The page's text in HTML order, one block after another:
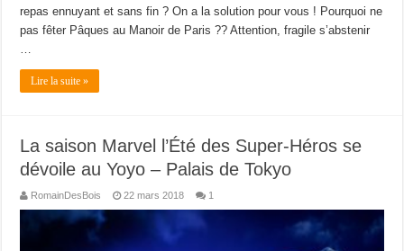
repas ennuyant et sans fin ? On a la solution pour vous ! Pourquoi ne
pas fêter Pâques au Manoir de Paris ?? Attention, fragile s’abstenir
Lire la suite »
La saison Marvel l’Été des Super-Héros se
dévoile au Yoyo – Palais de Tokyo
RomainDesBois 22 mars 2018 1